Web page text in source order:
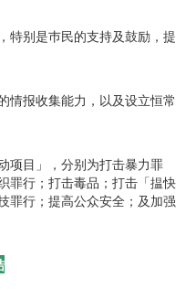
特别是巿民的支持及鼓励，提
情报收集能力，以及设立恒常
项目」，分别为打击暴力罪
罪行；打击毒品；打击「揾快
罪行；提高公众安全；及加强